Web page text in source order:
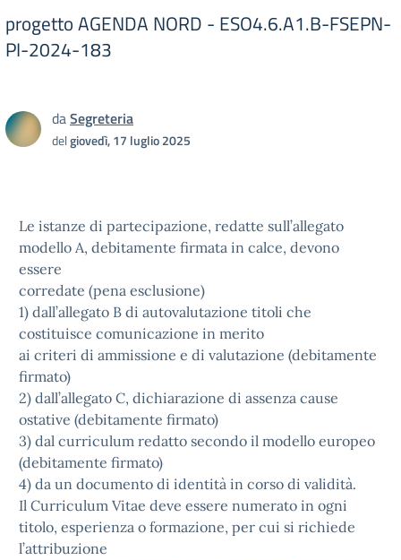
progetto AGENDA NORD - ESO4.6.A1.B-FSEPN-
PI-2024-183
daSegreteria
delgiovedì, 17 luglio 2025
Le istanze di partecipazione, redatte sull’allegato
modello A, debitamente firmata in calce, devono
essere
corredate (pena esclusione)
1) dall’allegato B di autovalutazione titoli che
costituisce comunicazione in merito
ai criteri di ammissione e di valutazione (debitamente
firmato)
2) dall’allegato C, dichiarazione di assenza cause
ostative (debitamente firmato)
3) dal curriculum redatto secondo il modello europeo
(debitamente firmato)
4) da un documento di identità in corso di validità.
Il Curriculum Vitae deve essere numerato in ogni
titolo, esperienza o formazione, per cui si richiede
l’attribuzione